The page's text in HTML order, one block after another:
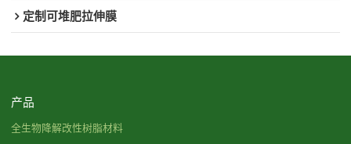
定制可堆肥拉伸膜
产品
全生物降解改性树脂材料